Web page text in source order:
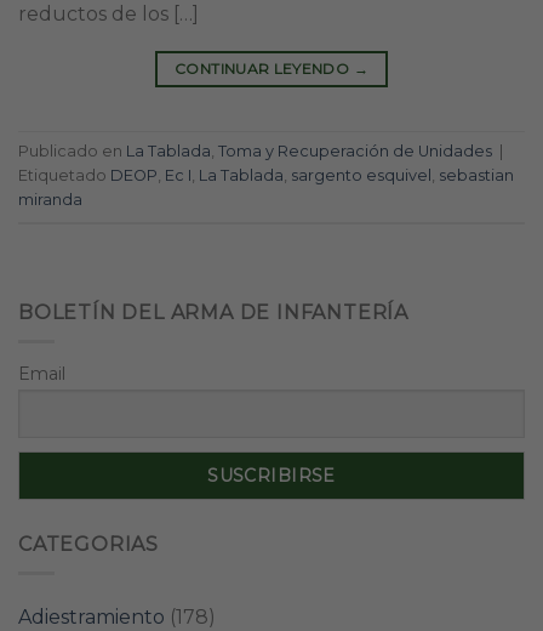
reductos de los […]
CONTINUAR LEYENDO →
Publicado en La Tablada Toma y Recuperación de Unidades
Etiquetado DEOP Ec I La Tablada sargento esquivel
sebastian
miranda
BOLETÍN DEL ARMA DE INFANTERÍA
Email
CATEGORIAS
Adiestramiento (178)